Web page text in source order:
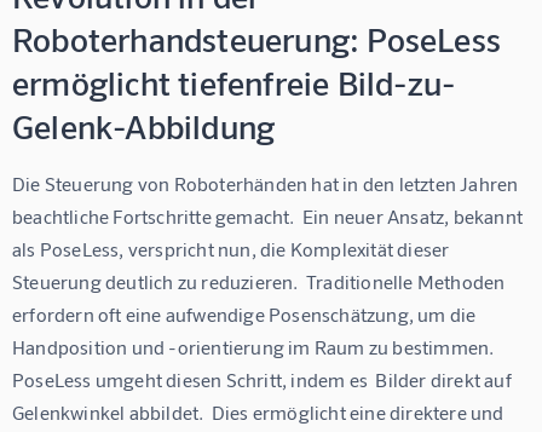
Roboterhandsteuerung: PoseLess
ermöglicht tiefenfreie Bild-zu-
Gelenk-Abbildung
Die Steuerung von Roboterhänden hat in den letzten Jahren
beachtliche Fortschritte gemacht.  Ein neuer Ansatz, bekannt
als PoseLess, verspricht nun, die Komplexität dieser
Steuerung deutlich zu reduzieren.  Traditionelle Methoden
erfordern oft eine aufwendige Posenschätzung, um die
Handposition und -orientierung im Raum zu bestimmen.
PoseLess umgeht diesen Schritt, indem es  Bilder direkt auf
Gelenkwinkel abbildet.  Dies ermöglicht eine direktere und